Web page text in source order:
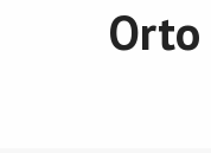
Orto